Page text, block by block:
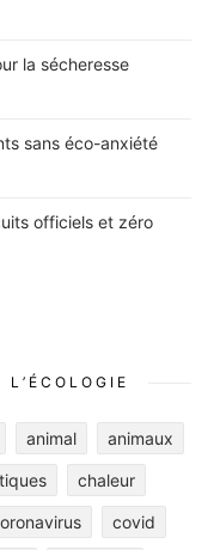
la sécheresse
sans éco-anxiété
officiels et zéro
animal animaux
chaleur
covid